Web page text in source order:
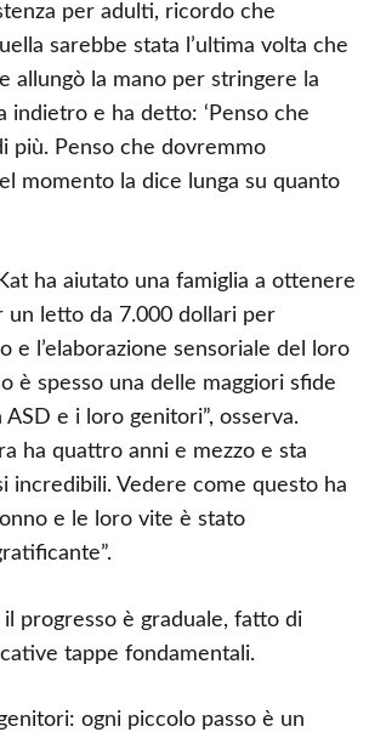
per adulti, ricordo che
sarebbe stata l’ultima volta che
allungò la mano per stringere la
indietro e ha detto: ‘Penso che
più. Penso che dovremmo
momento la dice lunga su quanto
ha aiutato una famiglia a ottenere
un letto da 7.000 dollari per
e l’elaborazione sensoriale del loro
è spesso una delle maggiori sfide
e i loro genitori”, osserva.
ha quattro anni e mezzo e sta
incredibili. Vedere come questo ha
e le loro vite è stato
il progresso è graduale, fatto di
tappe fondamentali.
ogni piccolo passo è un